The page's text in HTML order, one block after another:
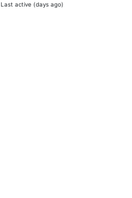
Last active (days ago)